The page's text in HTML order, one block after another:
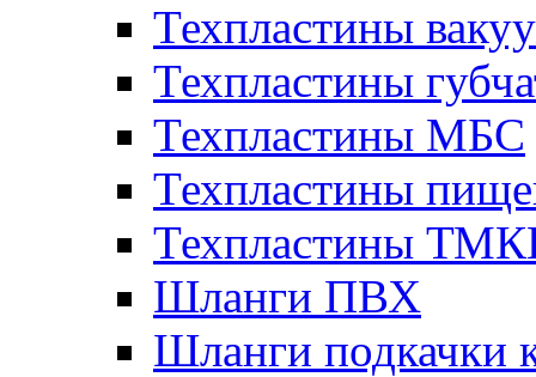
Техпластины
Техпластины
Техпластины МБС
Техпластины
Техпластины
Шланги ПВХ
Шланги подкачки